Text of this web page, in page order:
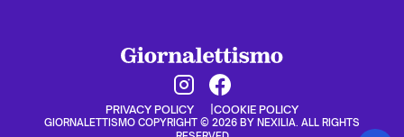
PRIVACY POLICY COOKIE POLICY
GIORNALETTISMO COPYRIGHT © 2026 BY NEXILIA. ALL RIGHTS